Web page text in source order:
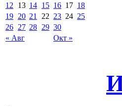
« Авг Окт »
12
13 14 15 16 17 18
19 20 21 22 23 24 25
26 27 28 29 30